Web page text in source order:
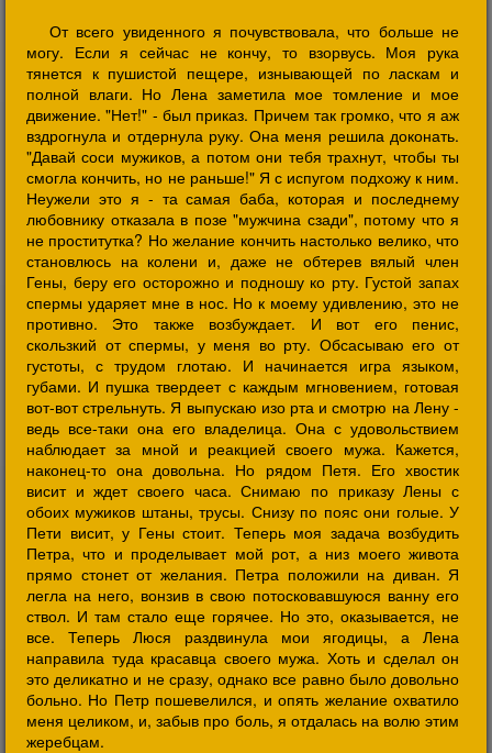
От всего увиденного я почувствовала, что больше не
могу. Если я сейчас не кончу, то взорвусь. Моя рука
тянется к пушистой пещере, изнывающей по ласкам и
полной влаги. Но Лена заметила мое томление и мое
движение. "Нет!" - был приказ. Причем так громко, что я аж
вздрогнула и отдернула руку. Она меня решила доконать.
"Давай соси мужиков, а потом они тебя трахнут, чтобы ты
смогла кончить, но не раньше!" Я с испугом подхожу к ним.
Неужели это я - та самая баба, которая и последнему
любовнику отказала в позе "мужчина сзади", потому что я
не проститутка? Но желание кончить настолько велико, что
становлюсь на колени и, даже не обтерев вялый член
Гены, беру его осторожно и подношу ко рту. Густой запах
спермы ударяет мне в нос. Но к моему удивлению, это не
противно. Это также возбуждает. И вот его пенис,
скользкий от спермы, у меня во рту. Обсасываю его от
густоты, с трудом глотаю. И начинается игра языком,
губами. И пушка твердеет с каждым мгновением, готовая
вот-вот стрельнуть. Я выпускаю изо рта и смотрю на Лену -
ведь все-таки она его владелица. Она с удовольствием
наблюдает за мной и реакцией своего мужа. Кажется,
наконец-то она довольна. Но рядом Петя. Его хвостик
висит и ждет своего часа. Снимаю по приказу Лены с
обоих мужиков штаны, трусы. Снизу по пояс они голые. У
Пети висит, у Гены стоит. Теперь моя задача возбудить
Петра, что и проделывает мой рот, а низ моего живота
прямо стонет от желания. Петра положили на диван. Я
легла на него, вонзив в свою потосковавшуюся ванну его
ствол. И там стало еще горячее. Но это, оказывается, не
все. Теперь Люся раздвинула мои ягодицы, а Лена
направила туда красавца своего мужа. Хоть и сделал он
это деликатно и не сразу, однако все равно было довольно
больно. Но Петр пошевелился, и опять желание охватило
меня целиком, и, забыв про боль, я отдалась на волю этим
жеребцам.